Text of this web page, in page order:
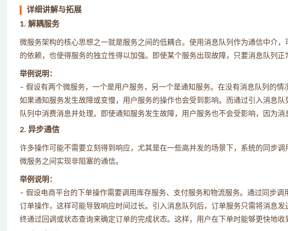
详细讲解与拓展
1. 解耦服务
微服务架构的核心思想之一就是服务之间的低耦合。使用消息队列作为通信中介
的依赖，也使得服务的独立性得以加强。即使某个服务出现故障，只要消息队列正
举例说明：
– 假设有两个微服务，一个是用户服务，另一个是通知服务。在没有消息队列的情
如果通知服务发生故障或变慢，用户服务的操作也会受到影响。而通过引入消息
队列中消费消息并处理。即使通知服务发生故障，用户服务也不会受影响，因为
2. 异步通信
许多操作可能不需要立刻得到响应，尤其是在一些高并发的场景下，系统的同步
微服务之间实现非阻塞的通信。
举例说明：
– 假设电商平台的下单操作需要调用库存服务、支付服务和物流服务。通过同步
订单操作，这样可能导致响应时间过长。引入消息队列后，订单服务只需将消息
终通过回调或状态查询来确定订单的完成状态。这样，用户在下单时能够更快地收